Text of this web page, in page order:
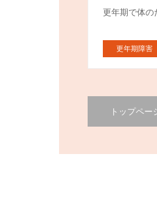
更年期で体の
更年期障害
トップペー